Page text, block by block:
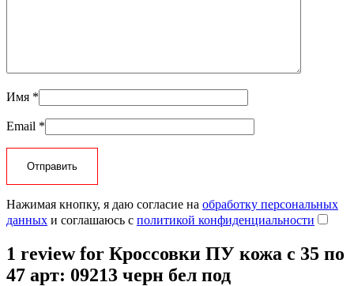
Имя *
Email *
Нажимая кнопку, я даю согласие на обработку персональных
данных и соглашаюсь с политикой конфиденциальности
1 review for Кроссовки ПУ кожа c 35 по
47 арт: 09213 черн бел под